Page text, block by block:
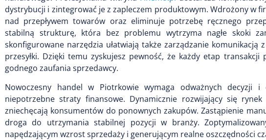
dystrybucji i zintegrować je z zapleczem produktowym. Wdrożony w
nad przepływem towarów oraz eliminuje potrzebę ręcznego
stabilną strukturę, która bez problemu wytrzyma nagłe skoki
skonfigurowane narzędzia ułatwiają także zarządzanie
przesyłki. Dzięki temu zyskujesz pewność, że każdy etap
godnego zaufania sprzedawcy.
Nowoczesny handel w Piotrkowie wymaga odważnych decyzji
niepotrzebne straty finansowe. Dynamicznie rozwijający się
zniechęcają konsumentów do ponownych zakupów. Zastąpienie
droga do utrzymania stabilnej pozycji w branży.
napędzającym wzrost sprzedaży i generującym realne oszczędności